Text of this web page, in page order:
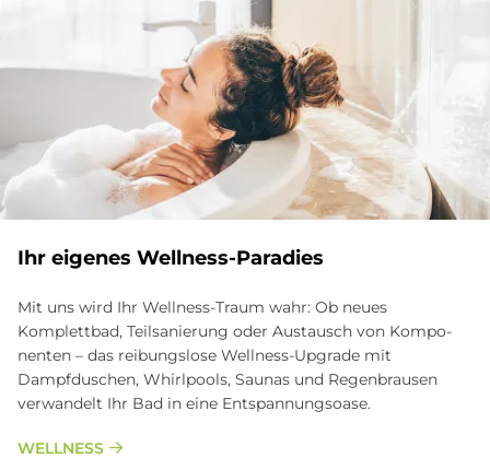
Ihr eigenes Wellness-Paradies
Mit uns wird Ihr Wellness-Traum wahr: Ob neues
Komplettbad, Teilsanierung oder Austausch von Kom­po­
nen­ten – das reibungslose Wellness-Upgrade mit
Dampfduschen, Whirlpools, Saunas und Re­gen­brau­sen
verwandelt Ihr Bad in eine Entspannungsoase.
WELLNESS